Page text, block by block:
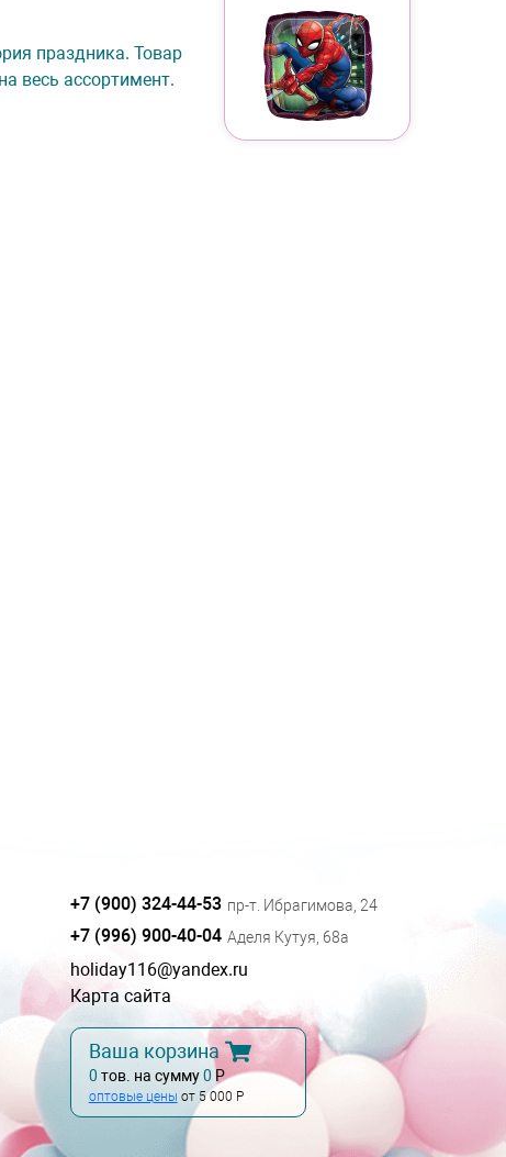
праздника. Товар
весь ассортимент.
+7 (900) 324-44-53 пр-т. Ибрагимова, 24
+7 (996) 900-40-04 Аделя Кутуя, 68а
holiday116@yandex.ru
Карта сайта
Ваша корзина
0 тов. на сумму0 Р
оптовые цены от 5 000 Р